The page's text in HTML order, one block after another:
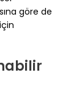
göre de